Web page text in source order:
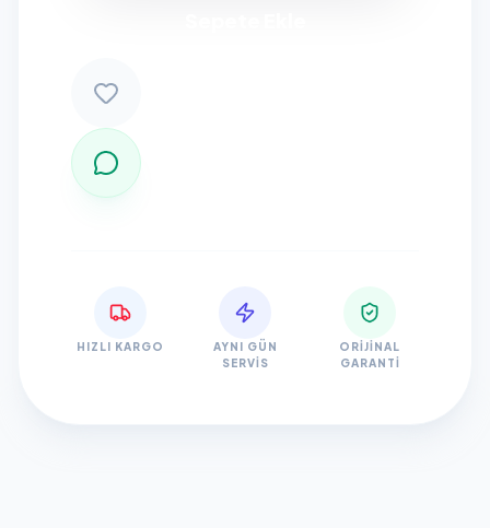
HIZLI KARGO
AYNI GÜN
SERVIS
ORIJINAL
GARANTI